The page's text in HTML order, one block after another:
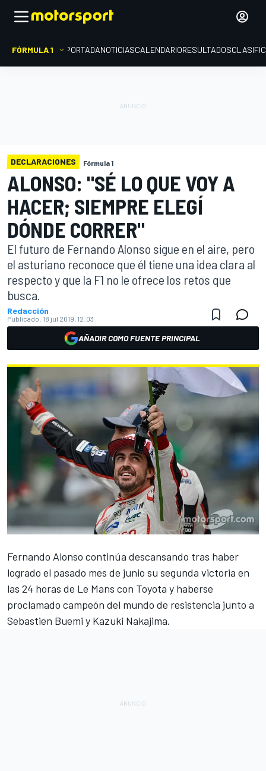
FÓRMULA 1 PORTADANOTICIASCALENDARIORESULTADOS
DECLARACIONES Fórmula 1
ALONSO: "SÉ LO QUE VOY A
HACER; SIEMPRE ELEGÍ
DÓNDE CORRER"
El futuro de Fernando Alonso sigue en el aire, pero
el asturiano reconoce que él tiene una idea clara al
respecto y que la F1 no le ofrece los retos que
busca.
Redacción
Publicado: 18 jul 2019, 12:03
AÑADIR COMO FUENTE PRINCIPAL
Fernando Alonso continúa descansando tras haber
logrado el pasado mes de junio su segunda victoria en
las 24 horas de Le Mans con Toyota y haberse
proclamado campeón del mundo de resistencia junto a
Sebastien Buemi y Kazuki Nakajima.